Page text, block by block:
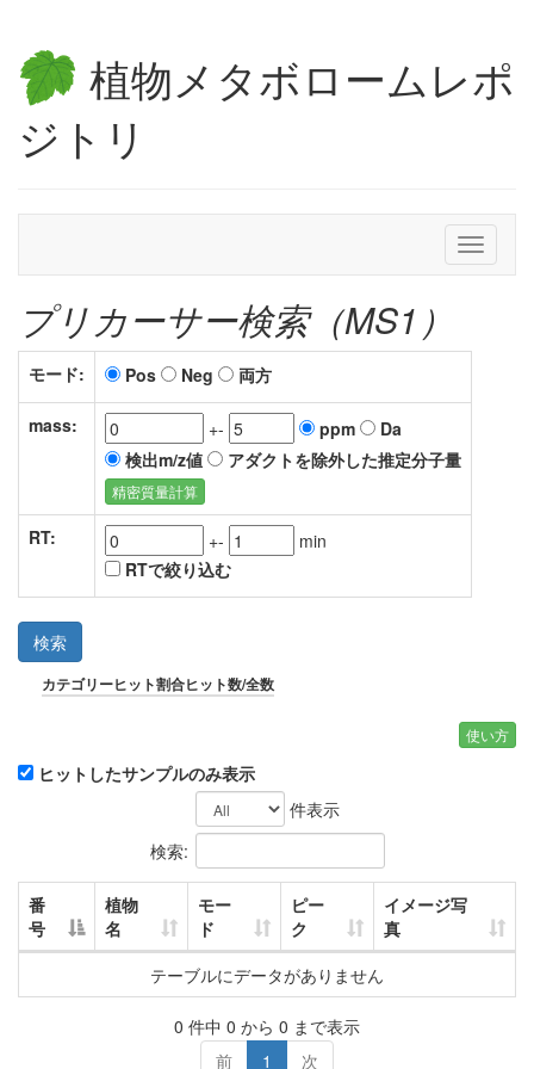
植物メタボロームレポ
ジトリ
Toggle
プリカーサー検索（MS1）
モード: Pos Neg 両方
mass: +- ppm
Da
検出m/z値
アダクトを除外した推定分子量
精密質量計算
RT: +-
min
RTで絞り込む
検索
カテゴリーヒット割合ヒット数/全数
使い方
ヒットしたサンプルのみ表示
件表示
検索:
番
号
植物
名
モー
ド
ピー
ク
イメージ写
真
テーブルにデータがありません
0 件中 0 から 0 まで表示
前
1 次